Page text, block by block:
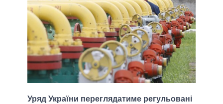
Уряд України переглядатиме регульовані